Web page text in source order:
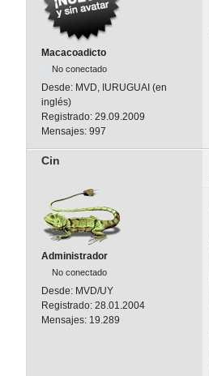
Macacoadicto
No conectado
Desde: MVD, IURUGUAI (en
inglés)
Registrado: 29.09.2009
Mensajes: 997
Cin
Administrador
No conectado
Desde: MVD/UY
Registrado: 28.01.2004
Mensajes: 19.289